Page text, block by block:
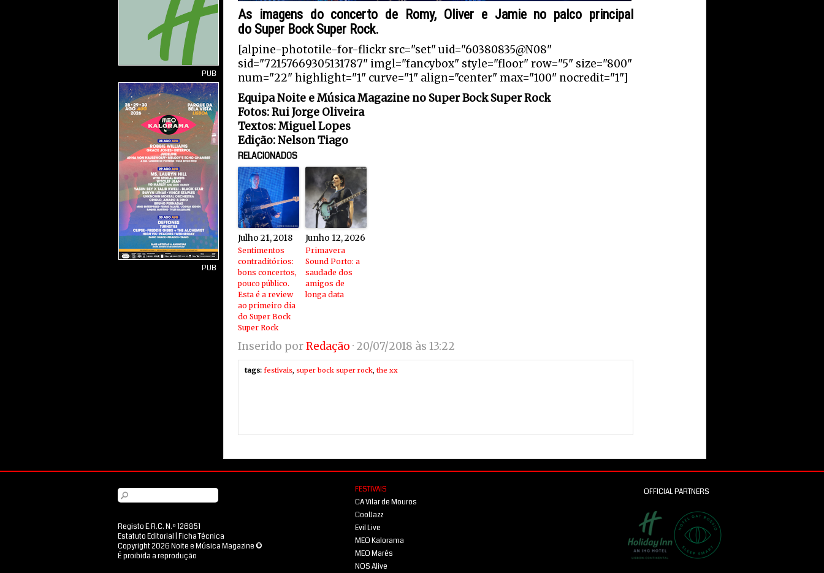
PUB
PUB
As imagens do concerto de Romy, Oliver e Jamie no palco principal
do Super Bock Super Rock.
[alpine-phototile-for-flickr src="set" uid="60380835@N08"
sid="72157669305131787" imgl="fancybox" style="floor" row="5" size="800"
num="22" highlight="1" curve="1" align="center" max="100" nocredit="1"]
Equipa Noite e Música Magazine no Super Bock Super Rock
Fotos: Rui Jorge Oliveira
Textos: Miguel Lopes
Edição: Nelson Tiago
RELACIONADOS
Julho 21, 2018
Sentimentos
contraditórios:
bons concertos,
pouco público.
Esta é a review
ao primeiro dia
do Super Bock
Super Rock
Junho 12, 2026
Primavera
Sound Porto: a
saudade dos
amigos de
longa data
Inserido porRedação · 20/07/2018 às 13:22
tags: festivais, super bock super rock, the xx
Registo E.R.C. N.º 126851
Estatuto Editorial Ficha Técnica
Copyright 2026 Noite e Música Magazine ©
É proibida a reprodução
OFFICIAL PARTNERS
FESTIVAIS
CA Vilar de Mouros
CoolJazz
Evil Live
MEO Kalorama
MEO Marés
NOS Alive